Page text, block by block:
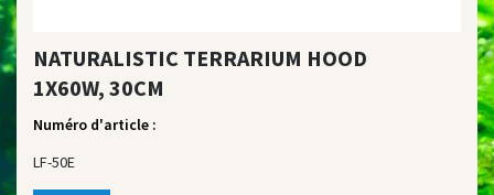
NATURALISTIC TERRARIUM HOOD
1X60W, 30CM
Numéro d'article :
LF-50E